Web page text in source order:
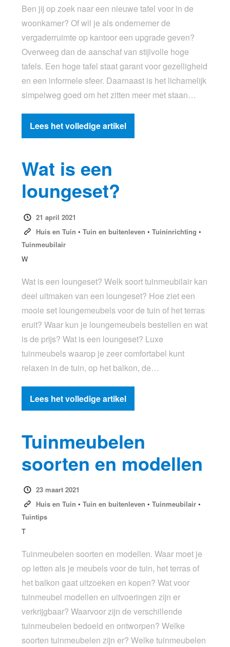
Ben jij op zoek naar een nieuwe tafel voor in de
woonkamer? Of wil je als ondernemer de
vergaderruimte op kantoor een upgrade geven?
Overweeg dan de aanschaf van stijlvolle hoge
tafels. Een hoge tafel staat garant voor gezelligheid
en een informele sfeer. Daarnaast is het lichamelijk
simpelweg goed om het zitten meer met staan…
Lees het volledige artikel
Wat is een
loungeset?
21 april 2021
Huis en Tuin • Tuin en buitenleven • Tuininrichting •
Tuinmeubilair
W
Wat is een loungeset? Welk soort tuinmeubilair kan
deel uitmaken van een loungeset? Hoe ziet een
mooie set loungemeubels voor de tuin of het terras
eruit? Waar kun je loungemeubels bestellen en wat
is de prijs? Wat is een loungeset? Luxe
tuinmeubels waarop je zeer comfortabel kunt
relaxen in de tuin, op het balkon, de…
Lees het volledige artikel
Tuinmeubelen
soorten en modellen
23 maart 2021
Huis en Tuin • Tuin en buitenleven • Tuinmeubilair•
Tuintips
T
Tuinmeubelen soorten en modellen. Waar moet je
op letten als je meubels voor de tuin, het terras of
het balkon gaat uitzoeken en kopen? Wat voor
tuinmeubel modellen en uitvoeringen zijn er
verkrijgbaar? Waarvoor zijn de verschillende
tuinmeubelen bedoeld en ontworpen? Welke
soorten tuinmeubelen zijn er? Welke tuinmeubelen